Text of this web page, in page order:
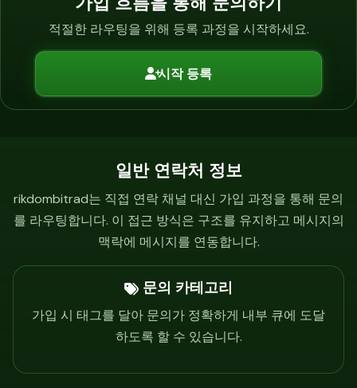
적절한 라우팅을 위해 등록 과정을 시작하세요.
시작 등록
일반 연락처 정보
rikdombitrad는 직접 연락 채널 대신 가입 과정을 통해 문의
를 라우팅합니다. 이 접근 방식은 구조를 유지하고 메시지의
맥락에 메시지를 연동합니다.
문의 카테고리
가입 시 태그를 달아 문의가 정확하게 내부 큐에 도달
하도록 할 수 있습니다.